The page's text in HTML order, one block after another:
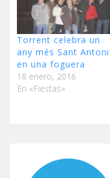
Torrent celebra un
any més Sant Antoni
en una foguera
18 enero, 2016
En «Fiestas»